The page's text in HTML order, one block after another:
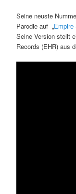
Seine neuste
Parodie auf „
Seine Version stellt
Records (EHR) aus